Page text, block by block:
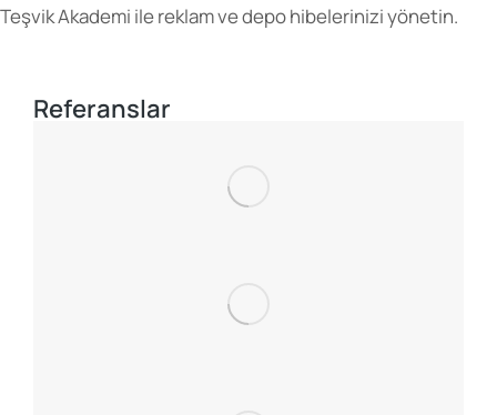
Teşvik Akademi ile reklam ve depo hibelerinizi yönetin.
Referanslar